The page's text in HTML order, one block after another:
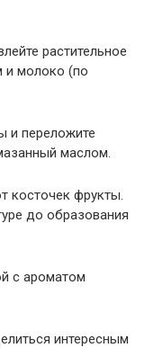
растительное
и молоко (по
и переложите
маслом.
косточек фрукты.
до образования
с ароматом
интересным